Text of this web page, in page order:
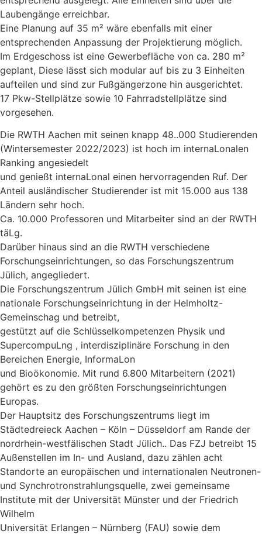
Laubengänge erreichbar.
Eine Planung auf 35 m² wäre ebenfalls mit einer
entsprechenden Anpassung der Projektierung möglich.
Im Erdgeschoss ist eine Gewerbefläche von ca. 280 m²
geplant, Diese lässt sich modular auf bis zu 3 Einheiten
aufteilen und sind zur Fußgängerzone hin ausgerichtet.
17 Pkw-Stellplätze sowie 10 Fahrradstellplätze sind
vorgesehen.
Die RWTH Aachen mit seinen knapp 48..000 Studierenden
(Wintersemester 2022/2023) ist hoch im internaLonalen
Ranking angesiedelt
und genießt internaLonal einen hervorragenden Ruf. Der
Anteil ausländischer Studierender ist mit 15.000 aus 138
Ländern sehr hoch.
Ca. 10.000 Professoren und Mitarbeiter sind an der RWTH
täLg.
Darüber hinaus sind an die RWTH verschiedene
Forschungseinrichtungen, so das Forschungszentrum
Jülich, angegliedert.
Die Forschungszentrum Jülich GmbH mit seinen ist eine
nationale Forschungseinrichtung in der Helmholtz-
Gemeinschag und betreibt,
gestützt auf die Schlüsselkompetenzen Physik und
SupercompuLng , interdisziplinäre Forschung in den
Bereichen Energie, InformaLon
und Bioökonomie. Mit rund 6.800 Mitarbeitern (2021)
gehört es zu den größten Forschungseinrichtungen
Europas.
Der Hauptsitz des Forschungszentrums liegt im
Städtedreieck Aachen – Köln – Düsseldorf am Rande der
nordrhein-westfälischen Stadt Jülich.. Das FZJ betreibt 15
Außenstellen im In- und Ausland, dazu zählen acht
Standorte an europäischen und internationalen Neutronen-
und Synchrotronstrahlungsquelle, zwei gemeinsame
Institute mit der Universität Münster und der Friedrich
Wilhelm
Universität Erlangen – Nürnberg (FAU) sowie dem